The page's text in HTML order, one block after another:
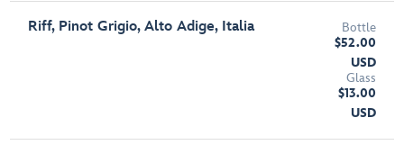
Riff, Pinot Grigio, Alto Adige, Italia
Bottle
$52.00
USD
Glass
$13.00
USD